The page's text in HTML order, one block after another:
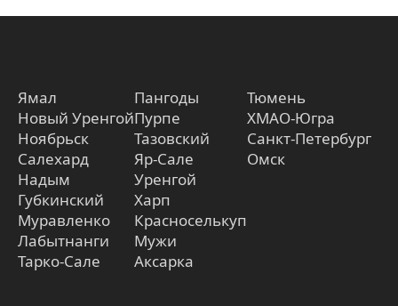
Ямал
Новый Уренгой
Ноябрьск
Салехард
Надым
Губкинский
Муравленко
Лабытнанги
Тарко-Сале
Пангоды
Пурпе
Тазовский
Яр-Сале
Уренгой
Харп
Красноселькуп
Мужи
Аксарка
Тюмень
ХМАО-Югра
Санкт-Петербург
Омск